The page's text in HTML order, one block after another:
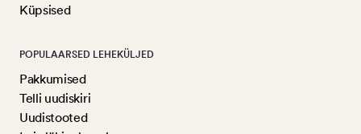
Küpsised
POPULAARSED LEHEKÜLJED
Pakkumised
Telli uudiskiri
Uudistooted